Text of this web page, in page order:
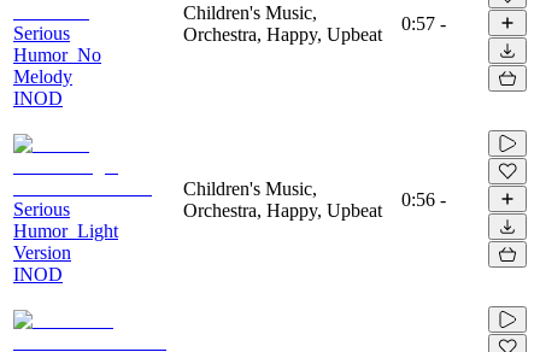
Serious
Humor_No
Melody
INOD
Children's Music,
Orchestra, Happy, Upbeat
0:57 -
Serious
Humor_Light
Version
INOD
Children's Music,
Orchestra, Happy, Upbeat
0:56 -